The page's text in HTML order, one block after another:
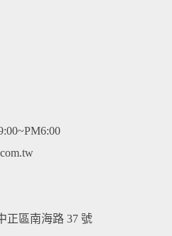
正區南海路 37 號